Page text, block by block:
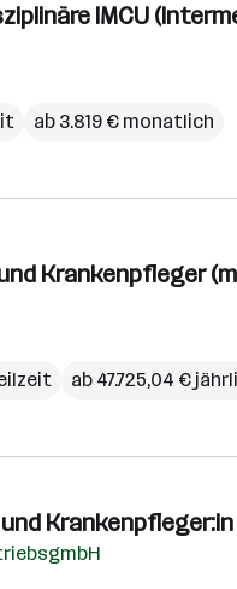
IMCU
ab 3.819 € monatlich
Krankenpfleger
ab 47.725,04 €
Krankenpfleger:in